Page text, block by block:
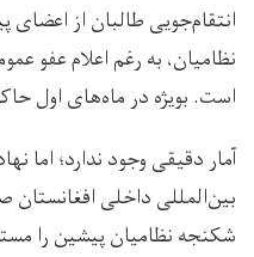
انتقام‌جویی طالبان از اعضای
نظامیان، به رغم اعلام عفو
است. بویژه در ماه‌های اول
آمار دقیقی وجود ندارد؛ اما
بین‌المللی داخلی افغانستان
شکنجه نظامیان پیشین را